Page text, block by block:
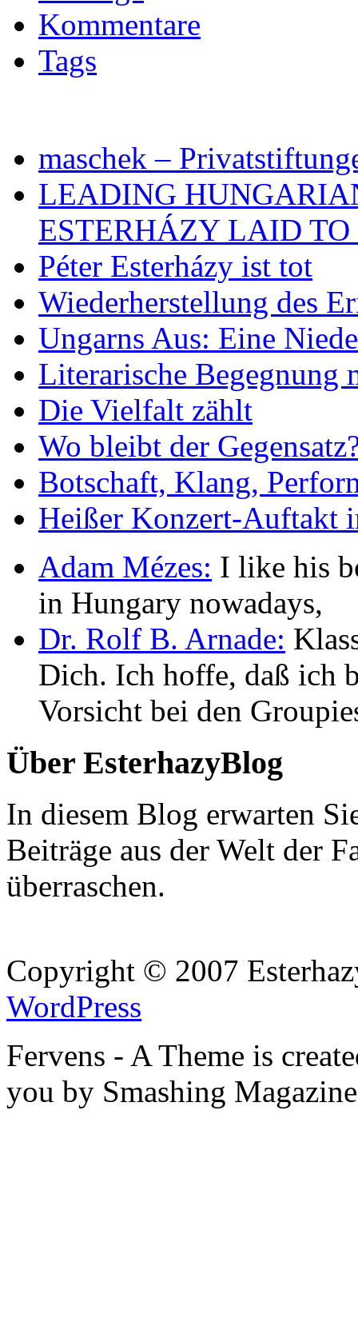
Kommentare
Tags
maschek –
LEADING
ESTERHÁZY LAID
Péter Esterházy ist tot
Wiederherstellung des
Ungarns Aus: Eine
Literarische Begegnung
Die Vielfalt zählt
Wo bleibt der
Botschaft, Klang,
Heißer Konzert-Auftakt
Adam Mézes: I like his
in Hungary nowadays,
Dr. Rolf B. Arnade:
Dich. Ich hoffe, daß ich
Vorsicht bei den
Über EsterhazyBlog
In diesem Blog erwarten
Beiträge aus der Welt der
überraschen.
Copyright © 2007
WordPress
Fervens - A Theme is
you by Smashing Magazine